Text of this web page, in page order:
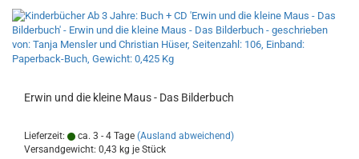
Erwin und die klei­ne Maus - Das Bil­der­buch
Lieferzeit: ca. 3 - 4 Tage (Ausland abweichend)
Versandgewicht: 0,43 kg je Stück